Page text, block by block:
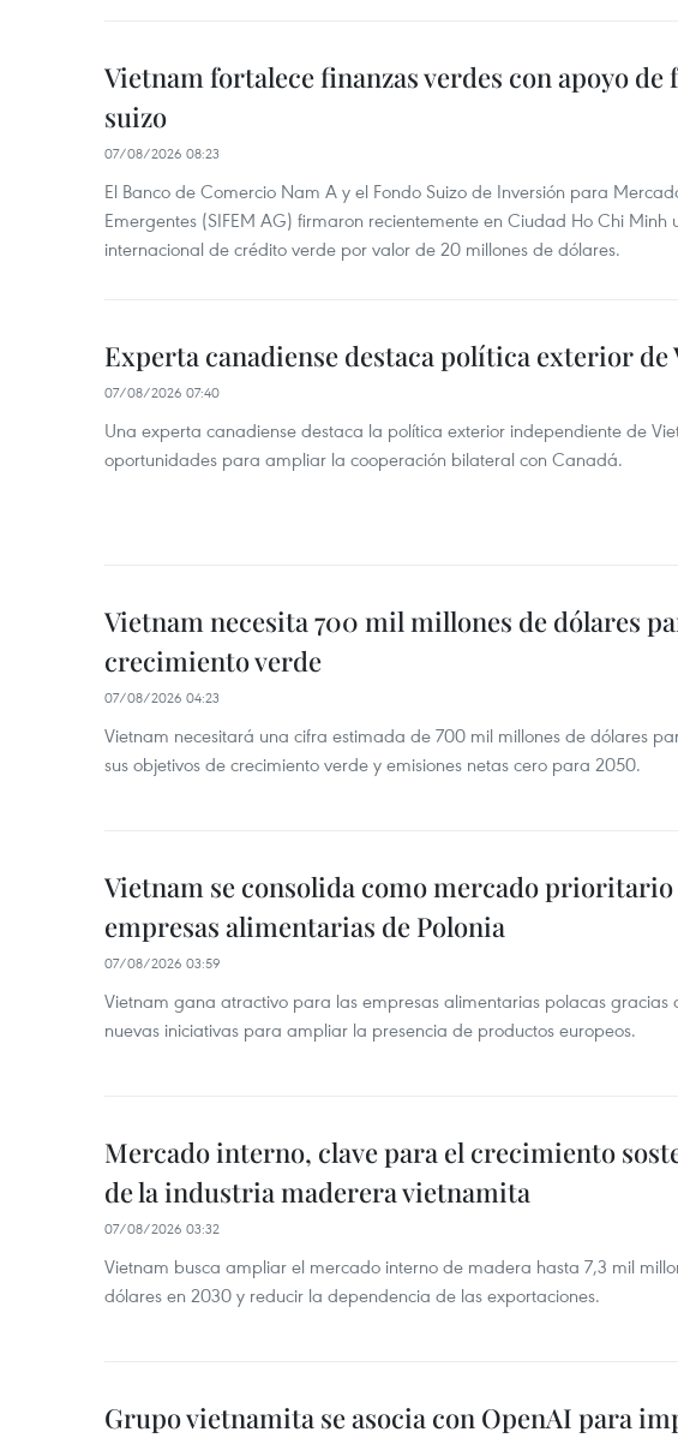
Vietnam fortalece finanzas verdes con apoyo de
suizo
07/08/2026 08:23
El Banco de Comercio Nam A y el Fondo Suizo de Inversión para
Emergentes (SIFEM AG) firmaron recientemente en Ciudad Ho Chi Minh
internacional de crédito verde por valor de 20 millones de dólares.
Experta canadiense destaca política exterior de
07/08/2026 07:40
Una experta canadiense destaca la política exterior independiente de
oportunidades para ampliar la cooperación bilateral con Canadá.
Vietnam necesita 700 mil millones de dólares
crecimiento verde
07/08/2026 04:23
Vietnam necesitará una cifra estimada de 700 mil millones de dólares
sus objetivos de crecimiento verde y emisiones netas cero para 2050.
Vietnam se consolida como mercado
empresas alimentarias de Polonia
07/08/2026 03:59
Vietnam gana atractivo para las empresas alimentarias polacas gracias
nuevas iniciativas para ampliar la presencia de productos europeos.
Mercado interno, clave para el crecimiento
de la industria maderera vietnamita
07/08/2026 03:32
Vietnam busca ampliar el mercado interno de madera hasta 7,3 mil
dólares en 2030 y reducir la dependencia de las exportaciones.
Grupo vietnamita se asocia con OpenAI para